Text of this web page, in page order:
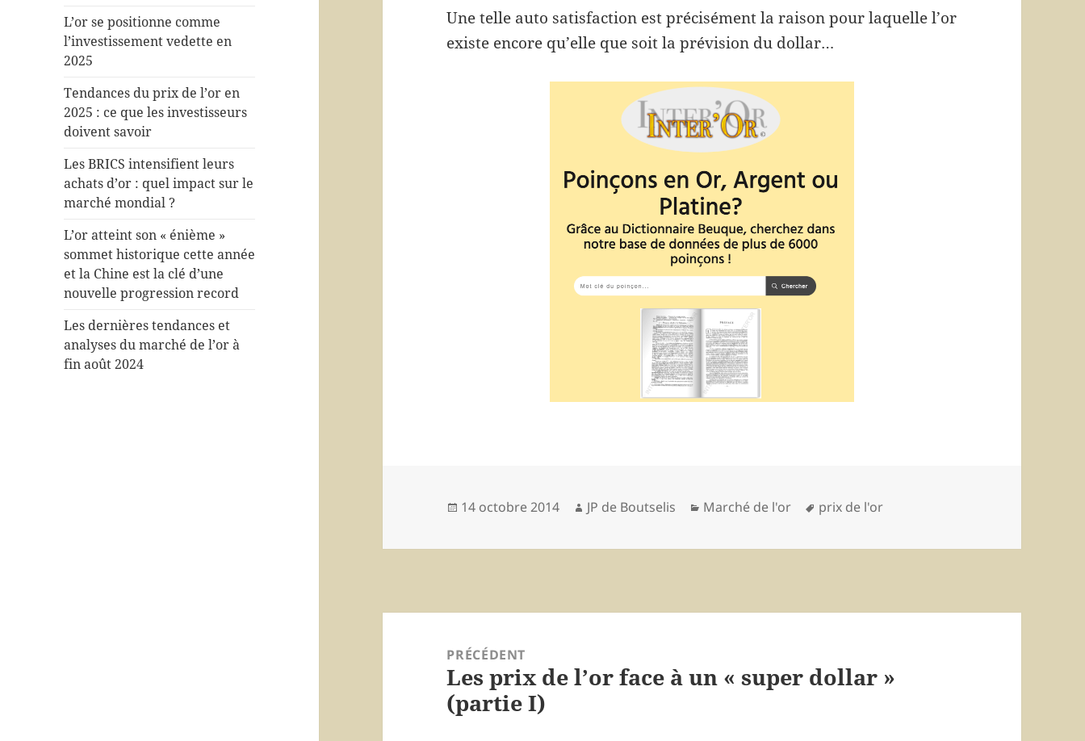
L’or se positionne comme
l’investissement vedette en
2025
Tendances du prix de l’or en
2025 : ce que les investisseurs
doivent savoir
Les BRICS intensifient leurs
achats d’or : quel impact sur le
marché mondial ?
L’or atteint son « énième »
sommet historique cette année
et la Chine est la clé d’une
nouvelle progression record
Les dernières tendances et
analyses du marché de l’or à
fin août 2024
Une telle auto satisfaction est précisément la raison pour laquelle l’or
existe encore qu’elle que soit la prévision du dollar…
Publié
14 octobre 2014 Auteur
JP de Boutselis Catégories
Marché de l'or
Mots-
prix de l'or
PRÉCÉDENT
Article
précédent :
Les prix de l’or face à un « super dollar »
(partie I)